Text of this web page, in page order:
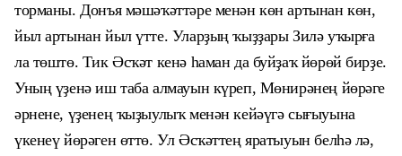
торманы. Донъя мәшәҡәттәре менән көн артынан көн,
йыл артынан йыл үтте. Уларҙың ҡыҙҙары Зилә уҡырға
ла төштө. Тик Әсҡәт кенә һаман да буйҙаҡ йөрөй бирҙе.
Уның үҙенә иш таба алмауын күреп, Мөнирәнең йөрәге
әрнене, үҙенең ҡыҙыулыҡ менән кейәүгә сығыуына
үкенеү йөрәген өттө. Ул Әсҡәттең яратыуын белһә лә,